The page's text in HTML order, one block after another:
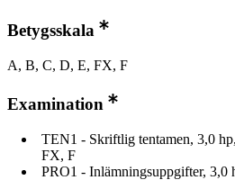
Betygsskala
A, B, C, D, E, FX, F
Examination
TEN1 - Skriftlig tentamen, 3,0
FX, F
PRO1 - Inlämningsuppgifter, 3,0